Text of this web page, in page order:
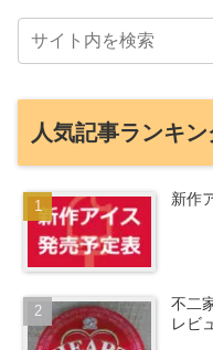
人気記事ランキン
新作
不二
レビ